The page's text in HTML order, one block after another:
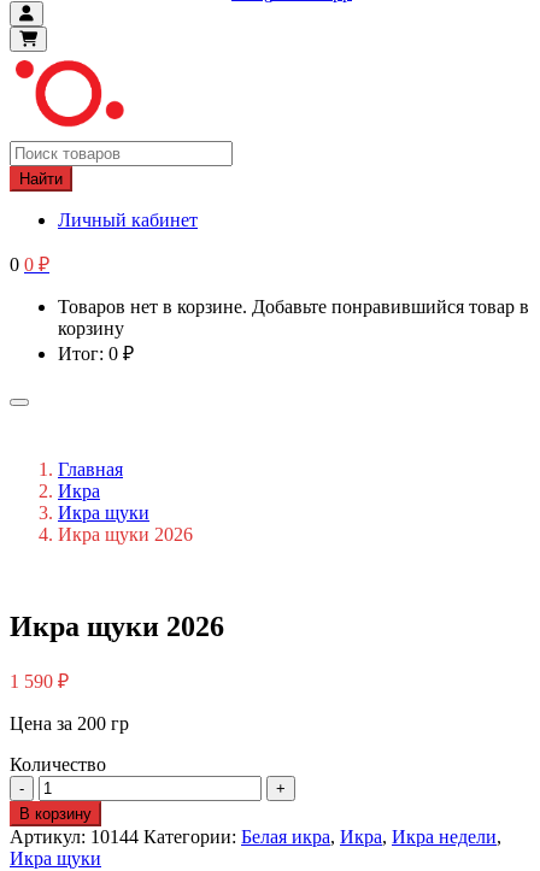
Найти
Личный кабинет
0 0 ₽
Товаров нет в корзине. Добавьте понравившийся товар в
корзину
Итог: 0 ₽
Главная
Икра
Икра щуки
Икра щуки 2026
Икра щуки 2026
1 590 ₽
Цена за 200 гр
Количество
В корзину
Артикул: 10144 Категории: Белая икра, Икра, Икра недели,
Икра щуки